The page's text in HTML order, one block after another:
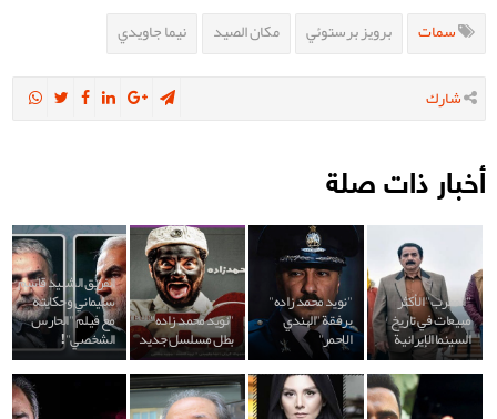
سمات برويز برستوئي مكان الصيد نيما جاويدي
شارك
أخبار ذات صلة
"المطرب" الأكثر
مبيعات في تاريخ
السينما الإيرانية
"نويد محمد زاده"
برفقة "الهندي
الاحمر"
"نويد محمد زاده"
بطل مسلسل جديد
الفريق الشهيد قاسم
سليماني وحكايته
مع فيلم "الحارس
الشخصي"!